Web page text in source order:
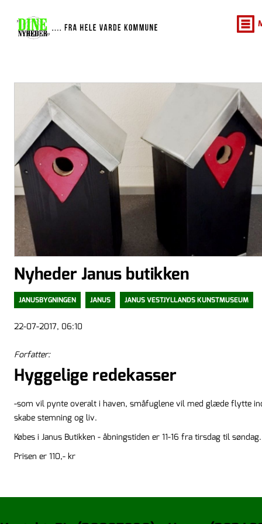
Nyheder Janus butikken
JANUSBYGNINGEN JANUS JANUS VESTJYLLANDS KUNSTMUSEUM
22-07-2017, 06:10
Forfatter:
Hyggelige redekasser
-som vil pynte overalt i haven, småfuglene vil med glæde flytte
skabe stemning og liv.
Købes i Janus Butikken - åbningstiden er 11-16 fra tirsdag til søndag.
Prisen er 110,- kr